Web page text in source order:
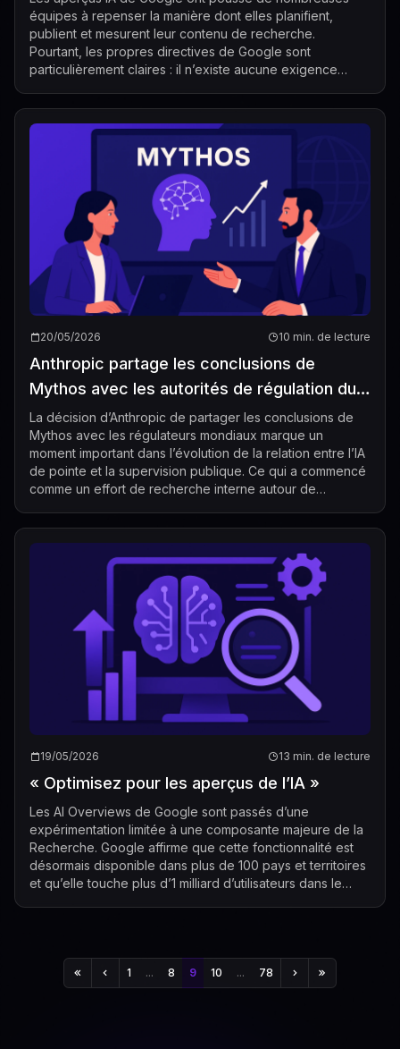
équipes à repenser la manière dont elles planifient,
publient et mesurent leur contenu de recherche.
Pourtant, les propres directives de Google sont
particulièrement claires : il n’existe aucune exigence
20/05/2026 10 min. de lecture
Anthropic partage les conclusions de
Mythos avec les autorités de régulation du
monde entier
La décision d’Anthropic de partager les conclusions de
Mythos avec les régulateurs mondiaux marque un
moment important dans l’évolution de la relation entre l’IA
de pointe et la supervision publique. Ce qui a commencé
comme un effort de recherche interne autour de
19/05/2026 13 min. de lecture
« Optimisez pour les aperçus de l’IA »
Les AI Overviews de Google sont passés d’une
expérimentation limitée à une composante majeure de la
Recherche. Google affirme que cette fonctionnalité est
désormais disponible dans plus de 100 pays et territoires
et qu’elle touche plus d’1 milliard d’utilisateurs dans le
1 ... 8 9 10 ... 78